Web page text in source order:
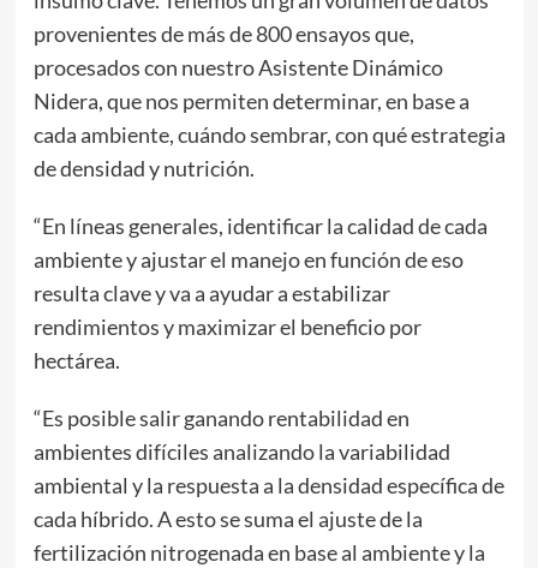
provenientes de más de 800 ensayos que,
procesados con nuestro Asistente Dinámico
Nidera, que nos permiten determinar, en base a
cada ambiente, cuándo sembrar, con qué estrategia
de densidad y nutrición.
“En líneas generales, identificar la calidad de cada
ambiente y ajustar el manejo en función de eso
resulta clave y va a ayudar a estabilizar
rendimientos y maximizar el beneficio por
hectárea.
“Es posible salir ganando rentabilidad en
ambientes difíciles analizando la variabilidad
ambiental y la respuesta a la densidad específica de
cada híbrido. A esto se suma el ajuste de la
fertilización nitrogenada en base al ambiente y la